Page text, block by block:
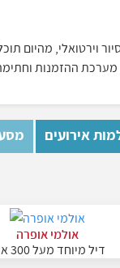
ביז 360 סיור
אירועים
אולמי אופרה
דיל מיוחד מעל 300 איש